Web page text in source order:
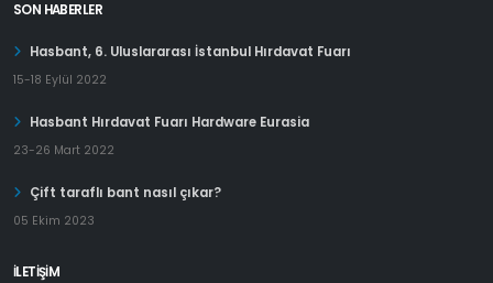
SON HABERLER
Hasbant, 6. Uluslararası İstanbul Hırdavat Fuarı
15-18 Eylül 2022
Hasbant Hırdavat Fuarı Hardware Eurasia
23-26 Mart 2022
Çift taraflı bant nasıl çıkar?
05 Ekim 2023
İLETİŞİM